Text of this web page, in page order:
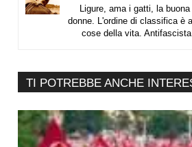
Ligure, ama i gatti, la
donne. L'ordine di classifica è
cose della vita.
TI POTREBBE ANCHE